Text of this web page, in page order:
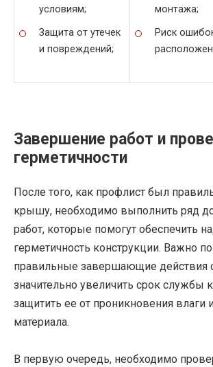
условиям;
Защита от утечек
и повреждений;
монтажа;
Риск
Завершение работ и
герметичности
После того, как профлист был
крышу, необходимо выполнить ряд
работ, которые помогут обеспечить
герметичность конструкции. Важно
правильные завершающие действия
значительно увеличить срок службы
защитить ее от проникновения влаги
материала.
В первую очередь, необходимо